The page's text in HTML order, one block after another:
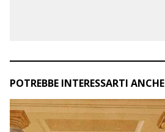
POTREBBE INTERESSARTI ANCHE